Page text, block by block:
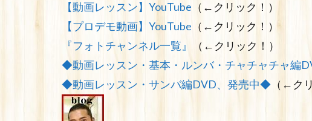
【動画レッスン】YouTube （←クリック！）
【プロデモ動画】YouTube （←クリック！）
『フォトチャンネル一覧』
（←クリック！）
◆動画レッスン・基本・ルンバ・チャチャチャ編
◆動画レッスン・サンバ編DVD、発売中◆ （←ク